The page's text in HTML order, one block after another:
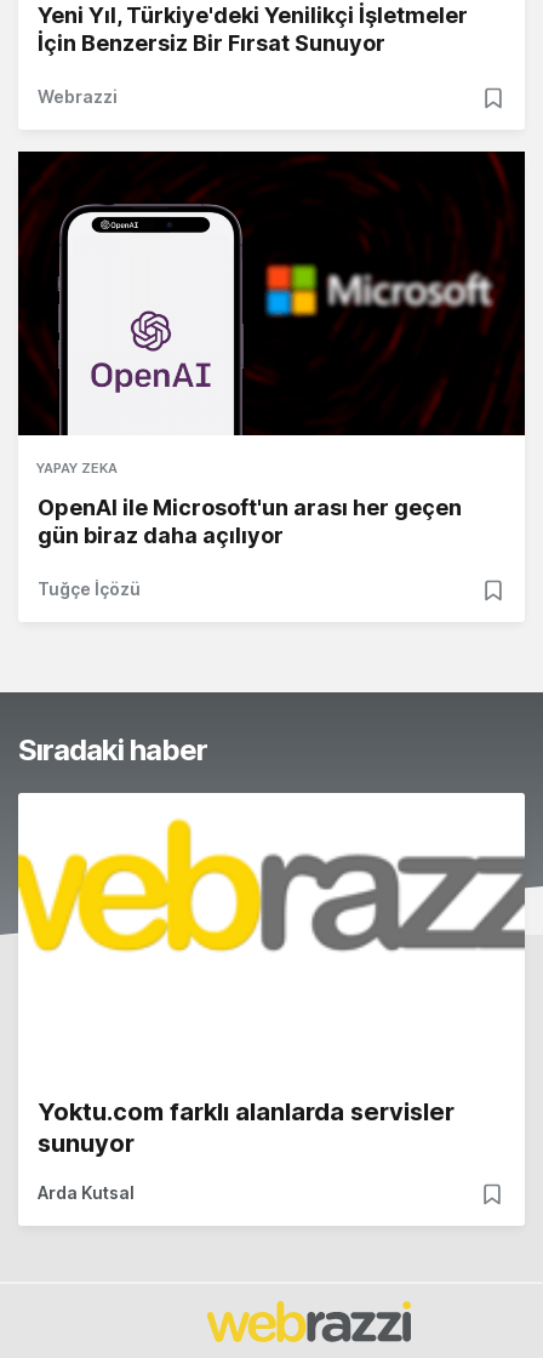
Yeni Yıl, Türkiye'deki Yenilikçi İşletmeler
İçin Benzersiz Bir Fırsat Sunuyor
Webrazzi
YAPAY ZEKA
OpenAI ile Microsoft'un arası her geçen
gün biraz daha açılıyor
Tuğçe İçözü
Sıradaki haber
Yoktu.com farklı alanlarda servisler
sunuyor
Arda Kutsal